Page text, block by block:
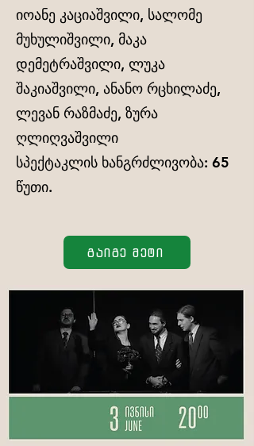
იოანე კაციაშვილი, სალომე
მუხულიშვილი, მაკა
დემეტრაშვილი, ლუკა
შაკიაშვილი, ანანო რცხილაძე,
ლევან რაზმაძე, ზურა
ღლიღვაშვილი
სპექტაკლის ხანგრძლივობა: 65
წუთი.
გაიგე მეტი